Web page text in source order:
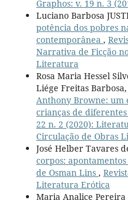
Graphos: v. 19 n. 3
Luciano Barbosa
potência dos pobres
contemporânea ,
Narrativa de Ficção
Literatura
Rosa Maria Hessel
Liége Freitas Barbosa,
Anthony Browne: um
crianças de
22 n. 2 (2020):
Circulação de Obras
José Helber Tavares
corpos:
de Osman Lins ,
Literatura Erótica
Maria Analice Pereira